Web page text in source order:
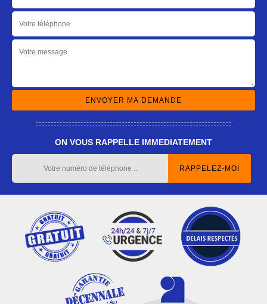
ON VOUS RAPPELLE IMMEDIATEMENT